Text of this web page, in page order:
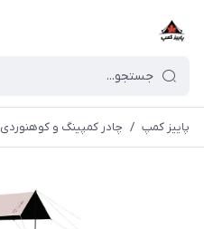
پاییز کمپ / چادر کمپینگ و کوهنوردی